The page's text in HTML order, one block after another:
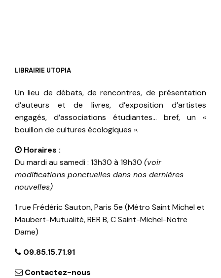
LIBRAIRIE UTOPIA
Un lieu de débats, de rencontres, de présentation
d’auteurs et de livres, d’exposition d’artistes
engagés, d’associations étudiantes… bref, un «
bouillon de cultures écologiques ».
Horaires :
Du mardi au samedi : 13h30 à 19h30 (voir
modifications ponctuelles dans nos dernières
nouvelles)
1 rue Frédéric Sauton, Paris 5e (Métro Saint Michel et
Maubert-Mutualité, RER B, C Saint-Michel-Notre
Dame)
09.85.15.71.91
Contactez-nous